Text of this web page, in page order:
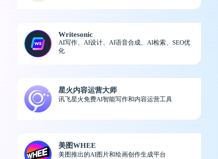
Writesonic
AI写作、AI设计、AI语音合成、AI检索、SEO优
化
星火内容运营大师
讯飞星火免费AI智能写作和内容运营工具
美图WHEE
美图推出的AI图片和绘画创作生成平台